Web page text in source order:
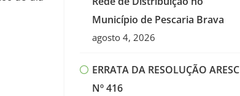
Município de Pescaria Brava
agosto 4, 2026
ERRATA DA RESOLUÇÃO ARESC
Nº 416